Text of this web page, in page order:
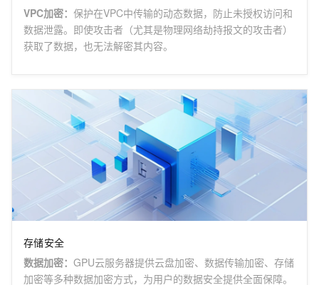
VPC加密： 保护在VPC中传输的动态数据，防止未授权访问和
数据泄露。即使攻击者（尤其是物理网络劫持报文的攻击者）
获取了数据，也无法解密其内容。
存储安全
数据加密： GPU云服务器提供云盘加密、数据传输加密、存储
加密等多种数据加密方式，为用户的数据安全提供全面保障。